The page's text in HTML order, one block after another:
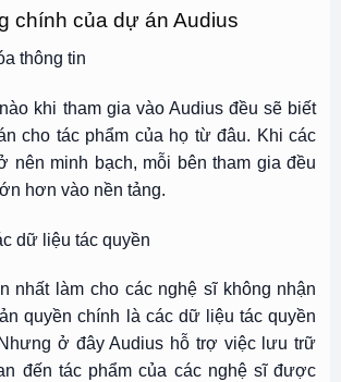
chính của dự án Audius
thông tin
khi tham gia vào Audius đều sẽ biết
cho tác phẩm của họ từ đâu. Khi các
nên minh bạch, mỗi bên tham gia đều
hơn vào nền tảng.
dữ liệu tác quyền
nhất làm cho các nghệ sĩ không nhận
quyền chính là các dữ liệu tác quyền
ở đây Audius hỗ trợ việc lưu trữ
đến tác phẩm của các nghệ sĩ được